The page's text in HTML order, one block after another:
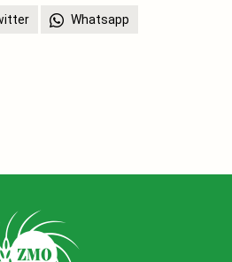
Whatsapp